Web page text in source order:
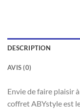
DESCRIPTION
AVIS (0)
Envie de faire plaisir
coffret ABYstyle est